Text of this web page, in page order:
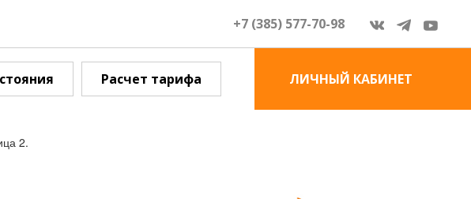
+7 (385) 577-70-98
Расчет тарифа ЛИЧНЫЙ КАБИНЕТ
2.